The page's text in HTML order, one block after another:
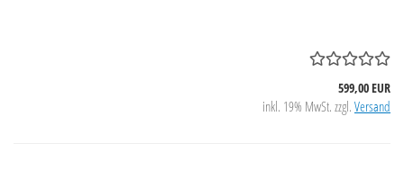
599,00 EUR
inkl. 19% MwSt. zzgl. Versand